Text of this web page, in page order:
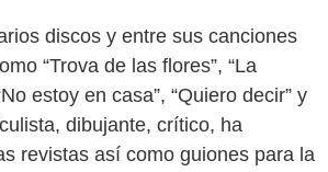
discos y entre sus canciones
“Trova de las flores”, “La
estoy en casa”, “Quiero decir” y
dibujante, crítico, ha
revistas así como guiones para la